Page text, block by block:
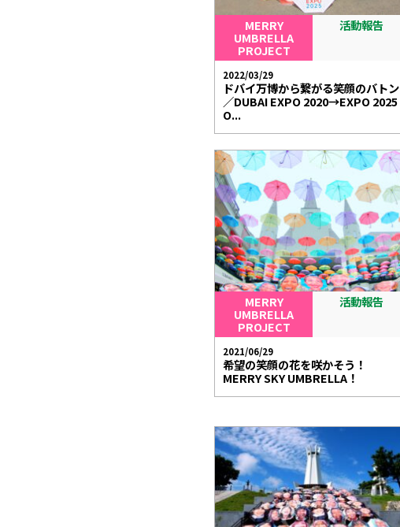
MERRY
UMBRELLA
PROJECT
活動報告
2022/03/29
ドバイ万博から繋がる笑顔のバトン
／DUBAI EXPO 2020→EXPO 2025
O...
MERRY
UMBRELLA
PROJECT
活動報告
2021/06/29
希望の笑顔の花を咲かそう！
MERRY SKY UMBRELLA！